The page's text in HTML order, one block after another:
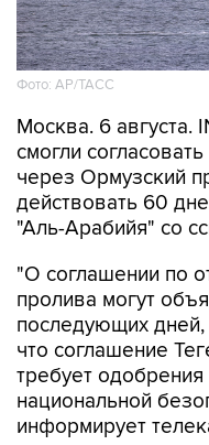
Фото: AP/ТАСС
Москва. 6 августа.
смогли
через Ормузский
действовать 60
"Аль-Арабийя" со
"О соглашении по
пролива могут
последующих дней,
что соглашение
требует
национальной
информирует